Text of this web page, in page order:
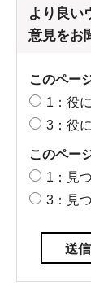
より良い
意見をお
このペー
1：役
3：役
このペー
1：見
3：見